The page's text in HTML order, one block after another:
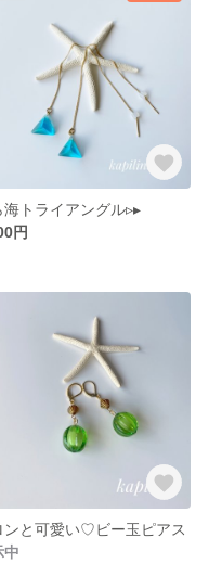
海トライアングル▹▸
円
ンと可愛い♡ビー玉ピアス
中